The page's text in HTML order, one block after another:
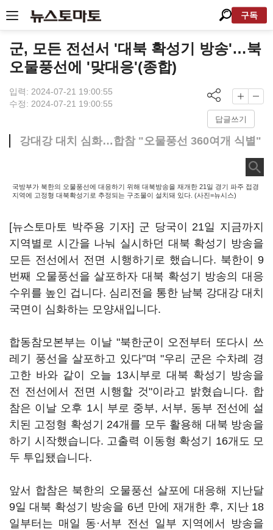
구독
군, 모든 전선서 '대북 확성기 방송'…북
오물풍선에 '맞대응'(종합)
입력: 2024-07-21 19:00:55
수정: 2024-07-21 19:00:55
답글쓰기
강대강 대치 심화…합참 "오물풍선 360여개 식별"
국방부가 북한의 오물풍선에 대응하기 위해 대북방송을 재개한 21일 경기 파주 접경
지역에 고정형 대북확성기로 추정되는 구조물이 설치돼 있다. (사진=뉴시스)
[뉴스토마토 박주용 기자] 군 당국이 21일 지금까지
지역별로 시간을 나눠 실시하던 대북 확성기 방송을
모든 전선에서 전면 시행하기로 했습니다. 북한이 9
번째 오물풍선을 살포하자 대북 확성기 방송의 대응
수위를 높인 겁니다. 심리전을 통한 남북 강대강 대치
국면이 심화하는 모양새입니다.
합동참모본부는 이날 "북한군이 오전부터 또다시 쓰
레기 풍선을 살포하고 있다"며 "우리 군은 수차례 경
고한 바와 같이 오늘 13시부로 대북 확성기 방송을
전 전선에서 전면 시행할 것"이라고 밝혔습니다. 합
참은 이날 오후 1시 부로 중부, 서부, 동부 전선에 설
치된 고정형 확성기 24개를 모두 활용해 대북 방송을
하기 시작했습니다. 고출력 이동형 확성기 16개도 모
두 투입됐습니다.
앞서 합참은 북한의 오물풍선 살포에 대응해 지난달
9일 대북 확성기 방송을 6년 만에 재개한 후, 지난 18
일부터는 매일 동·서부 전선 일부 지역에서 방송을